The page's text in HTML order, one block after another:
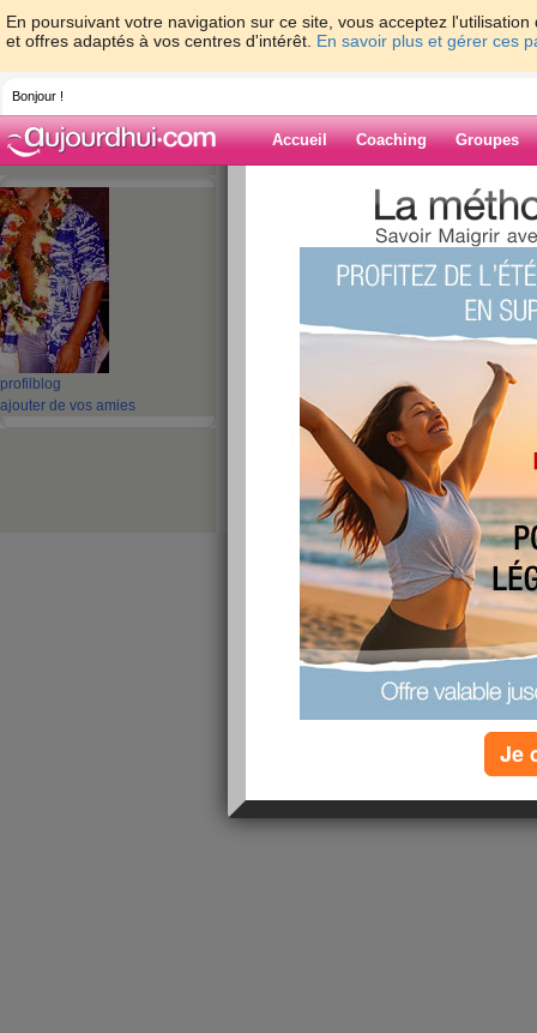
En poursuivant votre navigation sur ce site, vous acceptez
et offres adaptés à vos centres d'intérêt. En savoir plus et gérer ces
Bonjour !
Accueil Coaching Groupes
profil blog
ajouter de vos amies
> lecanardboiteux
Blog de
Suiv. ›
J'ai décidé de
publié le 06/02/2008 à 14:19
J'ai décidé de mincir... Depuis que j'ai arreté
par an que je veux aujourd'hui reperdre ... et
suite , ce qui est le plus difficile pour mois ....
lire la suite
1 - 1 de 1 « ‹ Préc. 1 Suiv. › »
Je